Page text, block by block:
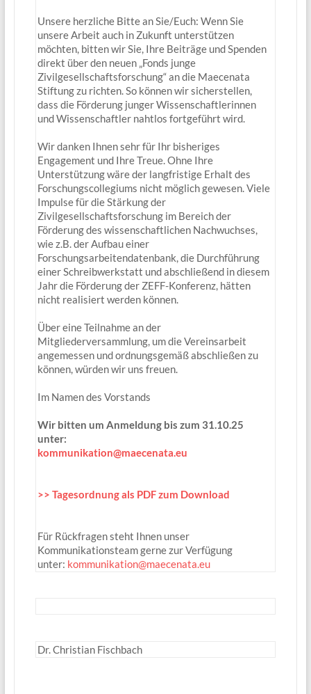
Unsere herzliche Bitte an Sie/Euch: Wenn Sie
unsere Arbeit auch in Zukunft unterstützen
möchten, bitten wir Sie, Ihre Beiträge und Spenden
direkt über den neuen „Fonds junge
Zivilgesellschaftsforschung“ an die Maecenata
Stiftung zu richten. So können wir sicherstellen,
dass die Förderung junger Wissenschaftlerinnen
und Wissenschaftler nahtlos fortgeführt wird.
Wir danken Ihnen sehr für Ihr bisheriges
Engagement und Ihre Treue. Ohne Ihre
Unterstützung wäre der langfristige Erhalt des
Forschungscollegiums nicht möglich gewesen. Viele
Impulse für die Stärkung der
Zivilgesellschaftsforschung im Bereich der
Förderung des wissenschaftlichen Nachwuchses,
wie z.B. der Aufbau einer
Forschungsarbeitendatenbank, die Durchführung
einer Schreibwerkstatt und abschließend in diesem
Jahr die Förderung der ZEFF-Konferenz, hätten
nicht realisiert werden können.
Über eine Teilnahme an der
Mitgliederversammlung, um die Vereinsarbeit
angemessen und ordnungsgemäß abschließen zu
können, würden wir uns freuen.
Im Namen des Vorstands
Wir bitten um Anmeldung bis zum 31.10.25
unter:
kommunikation@maecenata.eu
>> Tagesordnung als PDF zum Download
Für Rückfragen steht Ihnen unser
Kommunikationsteam gerne zur Verfügung
unter: kommunikation@maecenata.eu
Dr. Christian Fischbach